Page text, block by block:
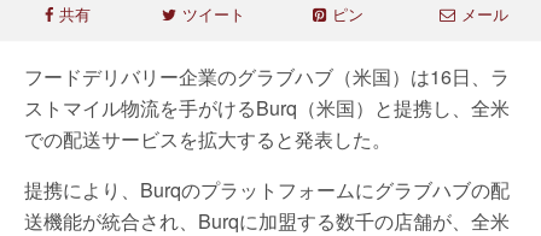
共有 ツイート ピン メール
フードデリバリー企業のグラブハブ（米国）は16日、ラ
ストマイル物流を手がけるBurq（米国）と提携し、全米
での配送サービスを拡大すると発表した。
提携により、Burqのプラットフォームにグラブハブの配
送機能が統合され、Burqに加盟する数千の店舗が、全米